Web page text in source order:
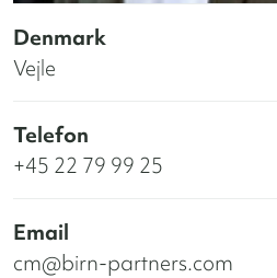
Denmark
Vejle
Telefon
+45 22 79 99 25
Email
cm@birn-partners.com